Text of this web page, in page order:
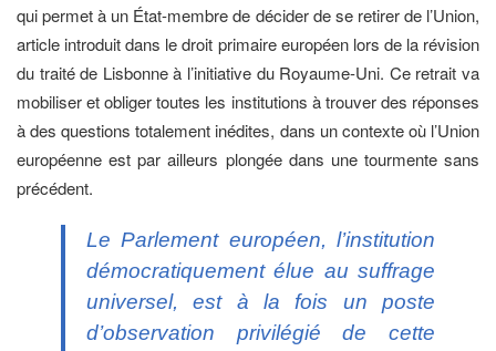
qui permet à un État-membre de décider de se retirer de l’Union,
article introduit dans le droit primaire européen lors de la révision
du traité de Lisbonne à l’initiative du Royaume-Uni. Ce retrait va
mobiliser et obliger toutes les institutions à trouver des réponses
à des questions totalement inédites, dans un contexte où l’Union
européenne est par ailleurs plongée dans une tourmente sans
précédent.
Le Parlement européen, l’institution
démocratiquement élue au suffrage
universel, est à la fois un poste
d’observation privilégié de cette